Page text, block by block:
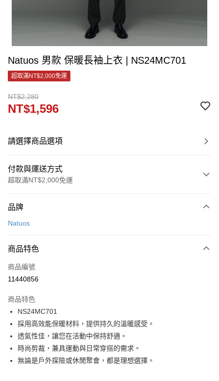
Natuos 男款 保暖長袖上衣 | NS24MC701
超取滿NT$2,000免運
NT$2,280
NT$1,596
請選擇商品選項
付款與運送方式
超取滿NT$2,000免運
信用卡一次付款
Apple Pay
街口支付
ATM付款
運送方式
一般全家取貨
每筆NT$100
品牌
Natuos
商品特色
商品編號
11440856
商品特色
NS24MC701
採用高效能保暖材料，提供持久的溫暖感受。
透氣性佳，讓您在活動中保持舒適。
時尚剪裁，兼具運動與日常穿搭的需求。
無論是戶外探險或休閒聚會，都是理想選擇。